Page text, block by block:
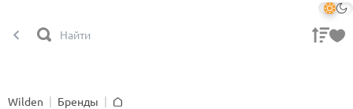
Wilden
Бренды